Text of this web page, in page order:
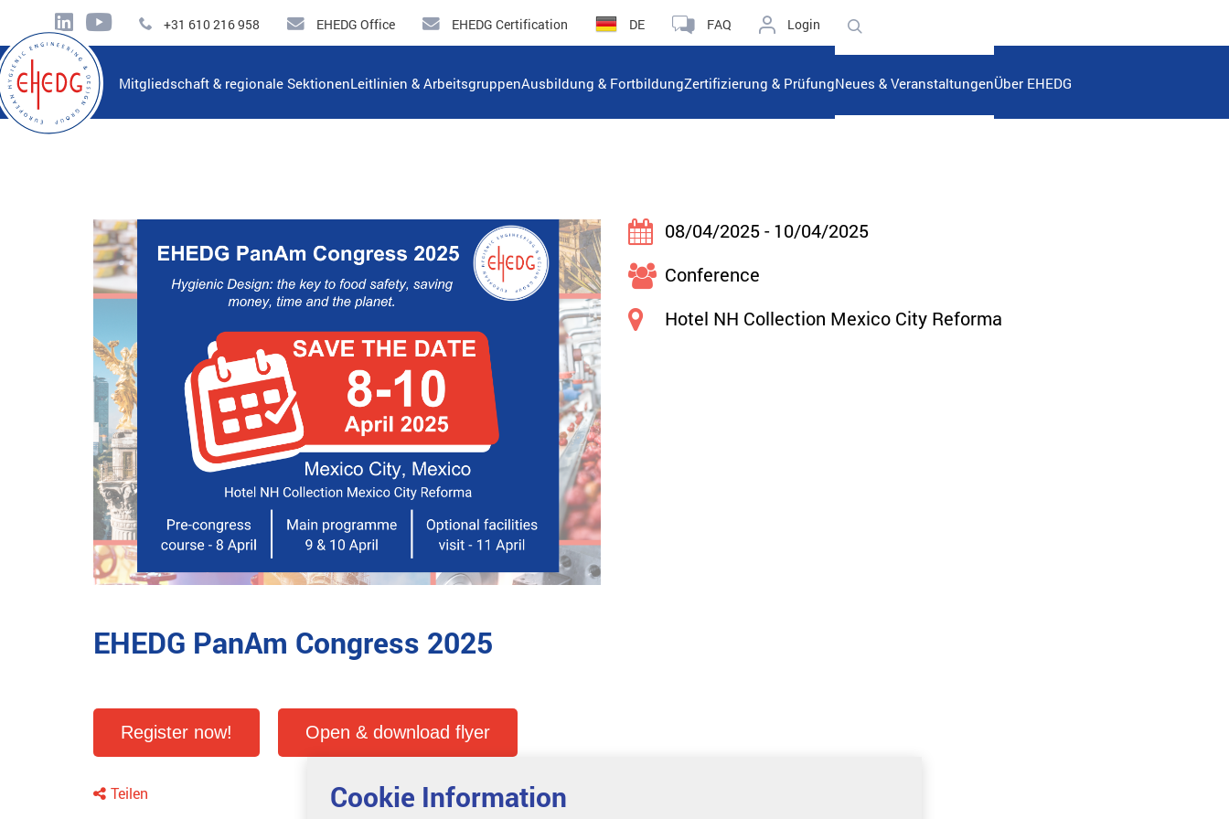
+31 610 216 958 EHEDG Office EHEDG Certification DE FAQ Login
Mitgliedschaft & regionale SektionenLeitlinien & ArbeitsgruppenAusbildung & FortbildungZertifizierung & PrüfungNeues & VeranstaltungenÜber EHEDG
08/04/2025 - 10/04/2025
Conference
Hotel NH Collection Mexico City Reforma
EHEDG PanAm Congress 2025
Register now! Open & download flyer
Teilen Cookie Information